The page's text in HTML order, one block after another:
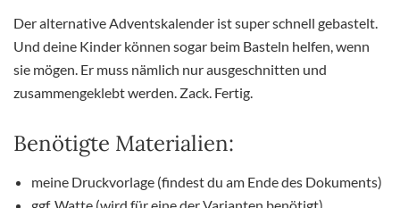
Der alternative Adventskalender ist super schnell gebastelt.
Und deine Kinder können sogar beim Basteln helfen, wenn
sie mögen. Er muss nämlich nur ausgeschnitten und
zusammengeklebt werden. Zack. Fertig.
Benötigte Materialien:
meine Druckvorlage (findest du am Ende des Dokuments)